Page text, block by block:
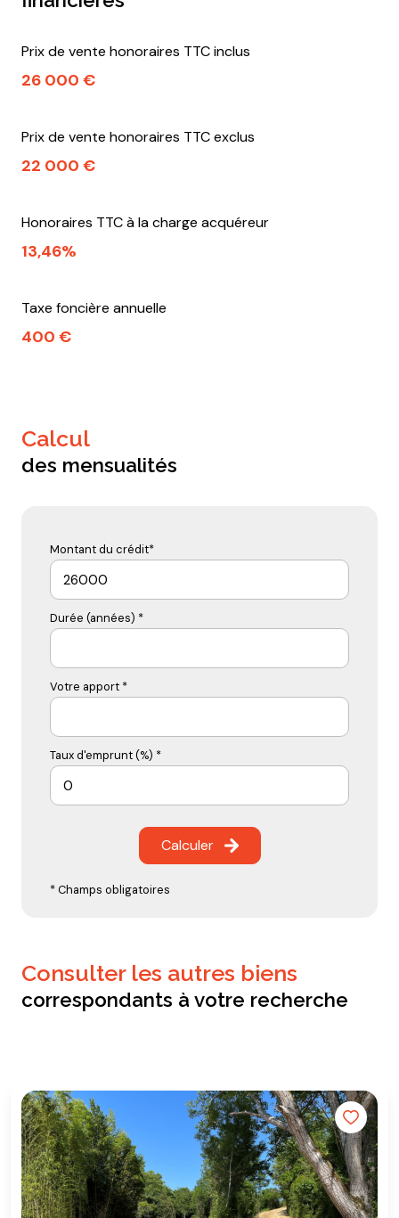
Prix de vente honoraires TTC inclus
26 000 €
Prix de vente honoraires TTC exclus
22 000 €
Honoraires TTC à la charge acquéreur
13,46%
Taxe foncière annuelle
400 €
calcul
des mensualités
Montant du crédit*
Durée (années) *
Votre apport *
Taux d'emprunt (%) *
Calculer
* Champs obligatoires
consulter les autres biens
correspondants à votre recherche